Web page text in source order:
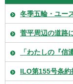
冬季五輪・ユー
菅平周辺の道路
「わたしの『信
ILO第155号条約